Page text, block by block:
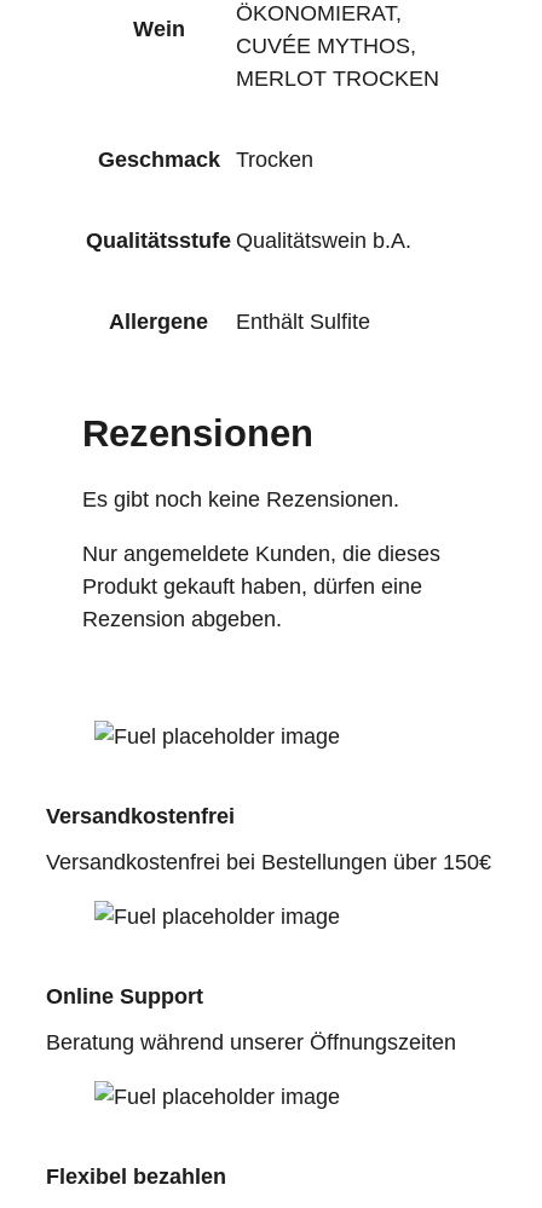
Wein
ÖKONOMIERAT,
CUVÉE MYTHOS,
MERLOT TROCKEN
Geschmack Trocken
Qualitätsstufe Qualitätswein b.A.
Allergene Enthält Sulfite
Rezensionen
Es gibt noch keine Rezensionen.
Nur angemeldete Kunden, die dieses
Produkt gekauft haben, dürfen eine
Rezension abgeben.
Versandkostenfrei
Versandkostenfrei bei Bestellungen über 150€
Online Support
Beratung während unserer Öffnungszeiten
Flexibel bezahlen